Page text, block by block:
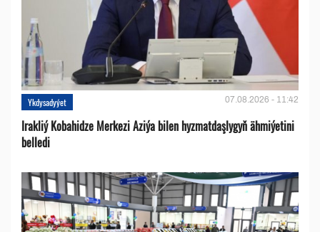
Ykdysadyýet 07.08.2026 - 11:42
Irakliý Kobahidze Merkezi Aziýa bilen hyzmatdaşlygyň ähmiýetini
belledi